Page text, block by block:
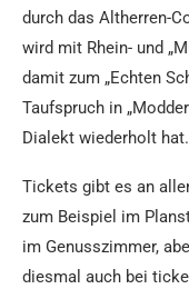
durch das Altherren-
wird mit Rhein- und
damit zum „Echten
Taufspruch in
Dialekt wiederholt hat.
Tickets gibt es an
zum Beispiel im
im Genusszimmer,
diesmal auch bei